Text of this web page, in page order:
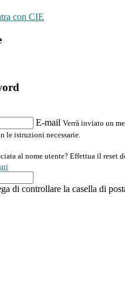
con CIE
E-mail Verrà inviato un
le istruzioni necessarie.
al nome utente? Effettua il reset
di controllare la casella di